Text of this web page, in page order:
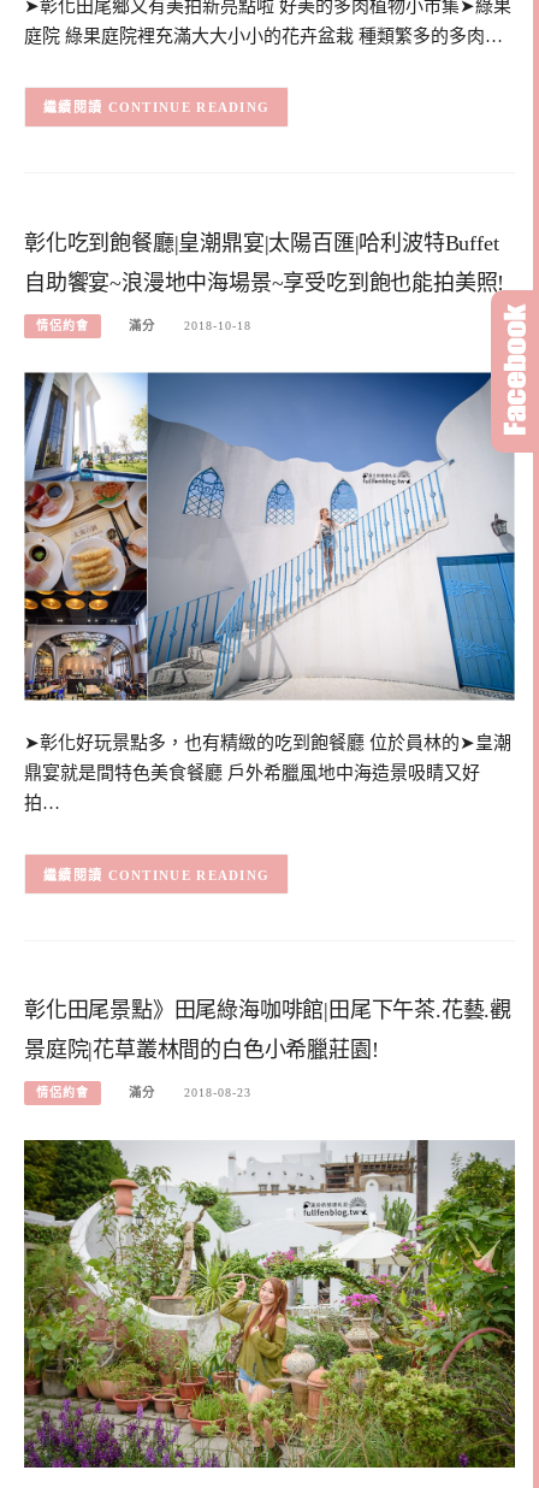
➤彰化田尾鄉又有美拍新亮點啦 好美的多肉植物小市集➤綠果
庭院 綠果庭院裡充滿大大小小的花卉盆栽 種類繁多的多肉…
CONTINUE READING
彰化吃到飽餐廳|皇潮鼎宴|太陽百匯|哈利波特Buffet
自助饗宴~浪漫地中海場景~享受吃到飽也能拍美照!
情侶約會 滿分 2018-10-18
➤彰化好玩景點多，也有精緻的吃到飽餐廳 位於員林的➤皇潮
鼎宴就是間特色美食餐廳 戶外希臘風地中海造景吸睛又好
拍…
CONTINUE READING
彰化田尾景點》田尾綠海咖啡館|田尾下午茶.花藝.觀
景庭院|花草叢林間的白色小希臘莊園!
情侶約會 滿分 2018-08-23